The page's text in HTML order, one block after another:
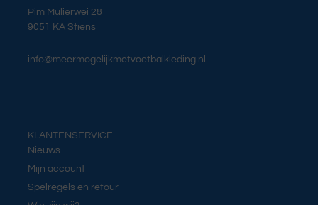
Pim Mulierwei 28
9051 KA Stiens
info@meermogelijkmetvoetbalkleding.nl
KLANTENSERVICE
Nieuws
Mijn account
Spelregels en retour